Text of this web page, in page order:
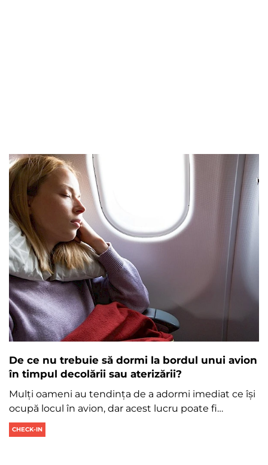
De ce nu trebuie să dormi la bordul unui avion
în timpul decolării sau aterizării?
Mulți oameni au tendința de a adormi imediat ce își
ocupă locul în avion, dar acest lucru poate fi…
CHECK-IN